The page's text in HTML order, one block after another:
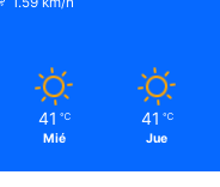
41 ℃
Mié
41 ℃
Jue